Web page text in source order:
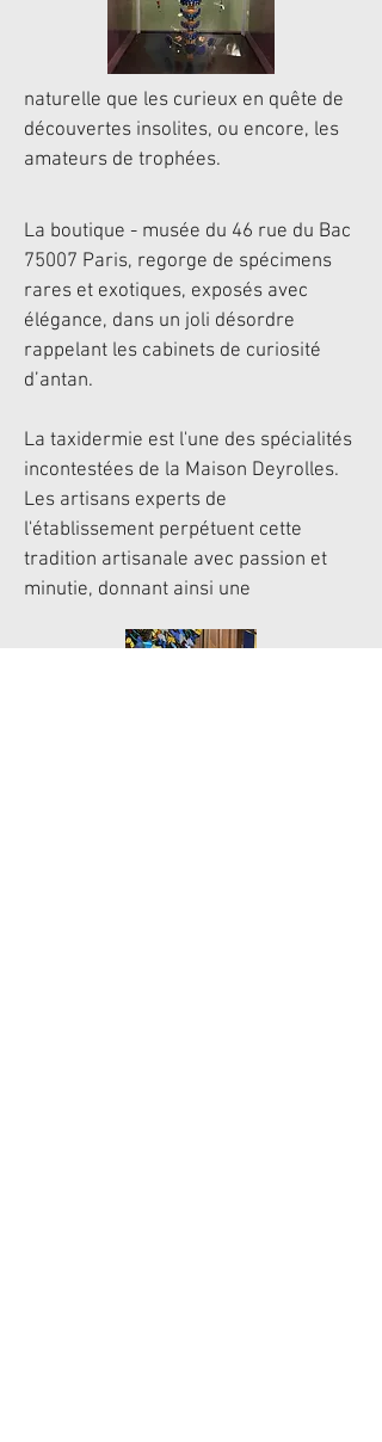
naturelle que les curieux en quête de
découvertes insolites, ou encore, les
amateurs de trophées.
La boutique - musée du 46 rue du Bac
75007 Paris, regorge de spécimens
rares et exotiques, exposés avec
élégance, dans un joli désordre
rappelant les cabinets de curiosité
d’antan.
La taxidermie est l'une des spécialités
incontestées de la Maison Deyrolles.
Les artisans experts de
l'établissement perpétuent cette
tradition artisanale avec passion et
minutie, donnant ainsi une